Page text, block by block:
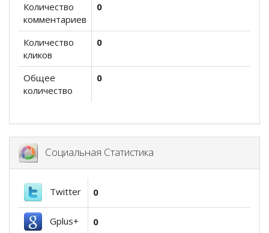
Количество
комментариев
0
Количество
кликов
0
Общее
количество
0
Социальная Статистика
Twitter 0
Gplus+ 0